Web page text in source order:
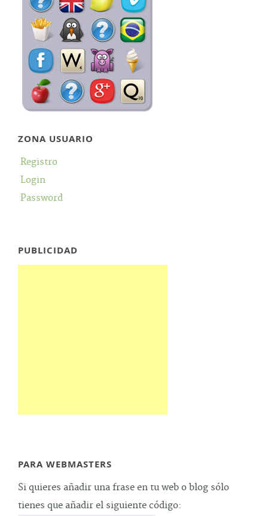
ZONA USUARIO
Registro
Login
Password
PUBLICIDAD
PARA WEBMASTERS
Si quieres añadir una frase en tu web o blog sólo
tienes que añadir el siguiente código: